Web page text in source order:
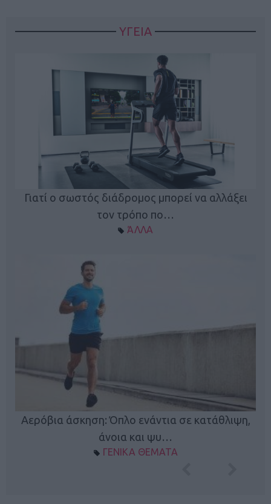
ΥΓΕΙΑ
Γιατί ο σωστός διάδρομος μπορεί να αλλάξει
τον τρόπο πο…
ΆΛΛΑ
Αερόβια άσκηση: Όπλο ενάντια σε κατάθλιψη,
άνοια και ψυ…
ΓΕΝΙΚΑ ΘΕΜΑΤΑ